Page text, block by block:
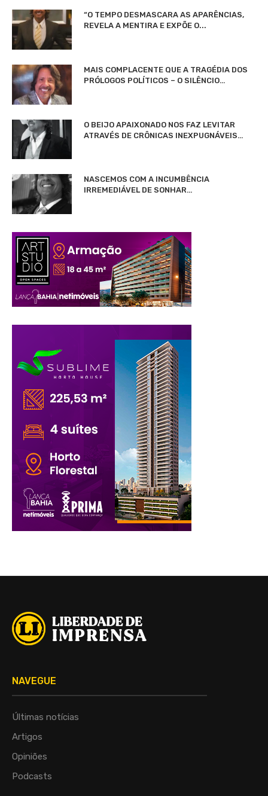
“O TEMPO DESMASCARA AS APARÊNCIAS,
REVELA A MENTIRA E EXPÕE O...
MAIS COMPLACENTE QUE A TRAGÉDIA DOS
PRÓLOGOS POLÍTICOS – O SILÊNCIO…
O BEIJO APAIXONADO NOS FAZ LEVITAR
ATRAVÉS DE CRÔNICAS INEXPUGNÁVEIS…
NASCEMOS COM A INCUMBÊNCIA
IRREMEDIÁVEL DE SONHAR…
NAVEGUE
Últimas notícias
Artigos
Opiniões
Podcasts